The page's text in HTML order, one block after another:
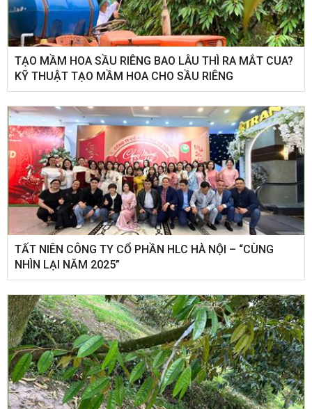
TẠO MẦM HOA SẦU RIÊNG BAO LÂU THÌ RA MẮT CUA?
KỸ THUẬT TẠO MẦM HOA CHO SẦU RIÊNG
​TẤT NIÊN CÔNG TY CỔ PHẦN HLC HÀ NỘI – “CÙNG
NHÌN LẠI NĂM 2025”